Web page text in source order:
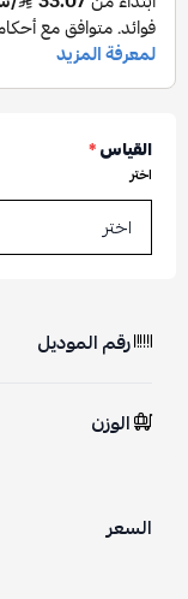
القياس*
اختر
رقم الموديل
الوزن
السعر